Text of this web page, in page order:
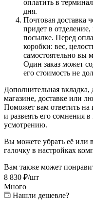
оплатить в
дня.
Почтовая доставка
придет в
посылке. Перед
коробки: вес,
самостоятельно вы
Один заказ может
его стоимость не
Дополнительная
магазине, доставке или
Поможет вам ответить
и развеять его сомнения
усмотрению.
Вы можете убрать её или
галочку в настройках
Вам также может
8 830 ₽/шт
Много
Нашли дешевле?